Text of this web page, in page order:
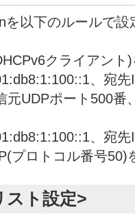
を以下のルールで設
クライアント
、宛
元UDPポート500番
、宛
プロトコル番号50)
スト設定>